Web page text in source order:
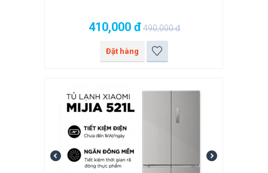
410,000 đ490,000đ
Đặt hàng